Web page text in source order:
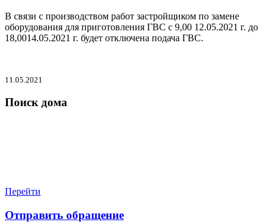
В связи с производством работ застройщиком по замене
оборудования для приготовления ГВС с 9,00 12.05.2021 г. до
18,0014.05.2021 г. будет отключена подача ГВС.
11.05.2021
Поиск дома
Перейти
Отправить обращение